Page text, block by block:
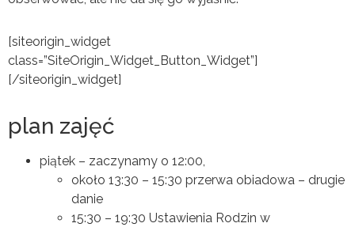
[siteorigin_widget
class=”SiteOrigin_Widget_Button_Widget”]
[/siteorigin_widget]
plan zajęć
piątek – zaczynamy o 12:00,
około 13:30 – 15:30 przerwa obiadowa – drugie
danie
15:30 – 19:30 Ustawienia Rodzin w